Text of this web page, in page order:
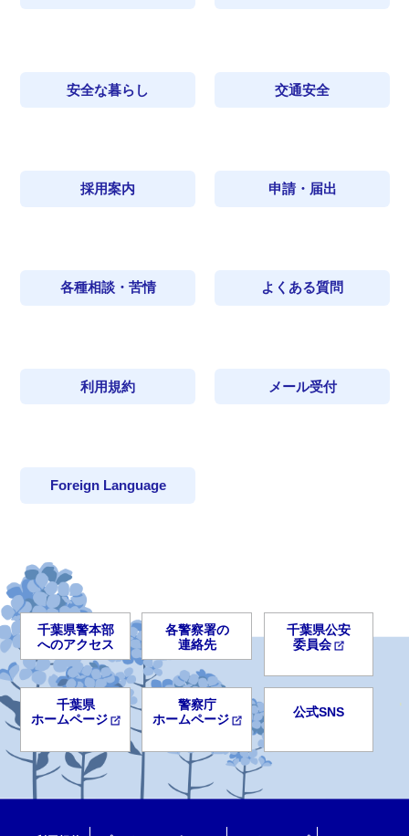
安全な暮らし 交通安全
採用案内 申請・届出
各種相談・苦情 よくある質問
利用規約 メール受付
Foreign Language
千葉県警本部
へのアクセス
各警察署の
連絡先
千葉県公安
委員会
千葉県
ホームページ
警察庁
ホームページ
公式SNS